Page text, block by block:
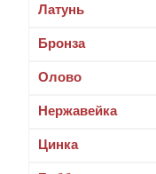
Латунь
Бронза
Олово
Нержавейка
Цинка